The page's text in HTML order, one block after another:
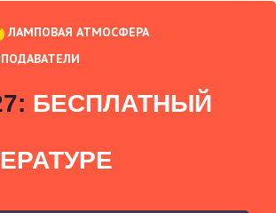
ЛАМПОВАЯ АТМОСФЕРА
БЕСПЛАТНЫЙ